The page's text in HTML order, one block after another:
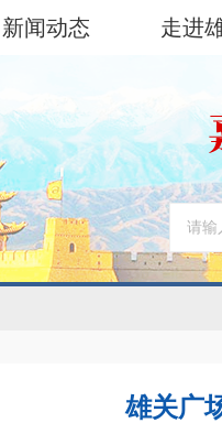
新闻动态 走进
雄关广